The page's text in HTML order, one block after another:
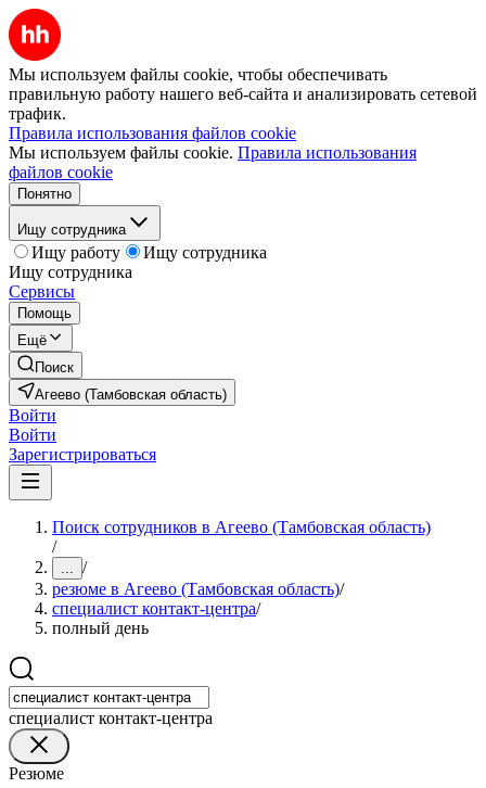
Мы используем файлы cookie, чтобы обеспечивать
правильную работу нашего веб-сайта и анализировать сетевой
трафик.
Правила использования файлов cookie
Мы используем файлы cookie. Правила использования
файлов cookie
Понятно
Ищу сотрудника
Ищу работу
Ищу сотрудника
Ищу сотрудника
Сервисы
Помощь
Ещё
Поиск
Агеево (Тамбовская область)
Войти
Войти
Зарегистрироваться
Поиск сотрудников в Агеево (Тамбовская область)
/
... /
резюме в Агеево (Тамбовская область)/
специалист контакт-центра/
полный день
специалист контакт-центра
Резюме